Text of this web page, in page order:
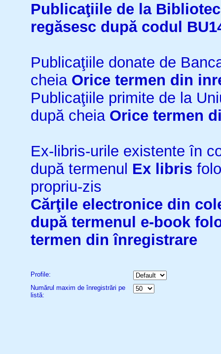
Publicaţiile de la
regăsesc după codul
Publicaţiile donate de
cheia Orice termen din
Publicaţiile primite de la
după cheia Orice termen
Ex-libris-urile existente în
după termenul Ex libris
propriu-zis
Cărţile electronice din
după termenul e-book
termen din înregistrare
Profile:
Numărul maxim de înregistrări pe
listă: